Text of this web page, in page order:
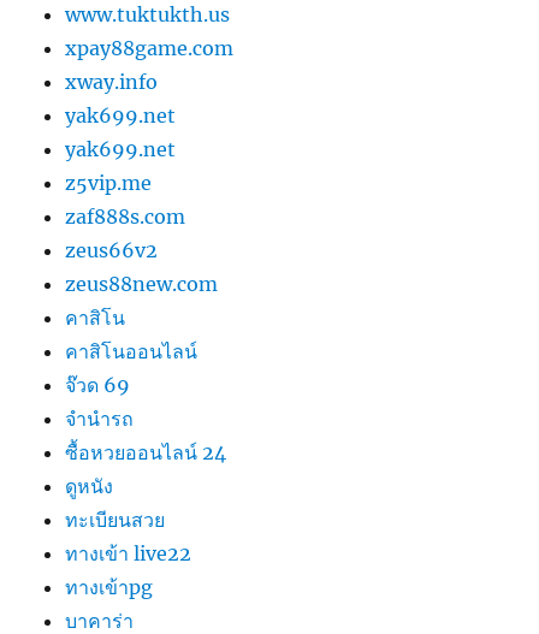
www.tuktukth.us
xpay88game.com
xway.info
yak699.net
yak699.net
z5vip.me
zaf888s.com
zeus66v2
zeus88new.com
คาสิโน
คาสิโนออนไลน์
จ๊วด 69
จำนำรถ
ซื้อหวยออนไลน์ 24
ดูหนัง
ทะเบียนสวย
ทางเข้า live22
ทางเข้าpg
บาคาร่า